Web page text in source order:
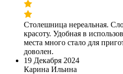
Столешница нереальная.
красоту. Удобная в
места много стало для
доволен.
19 Декабря 2024
Карина Ильина